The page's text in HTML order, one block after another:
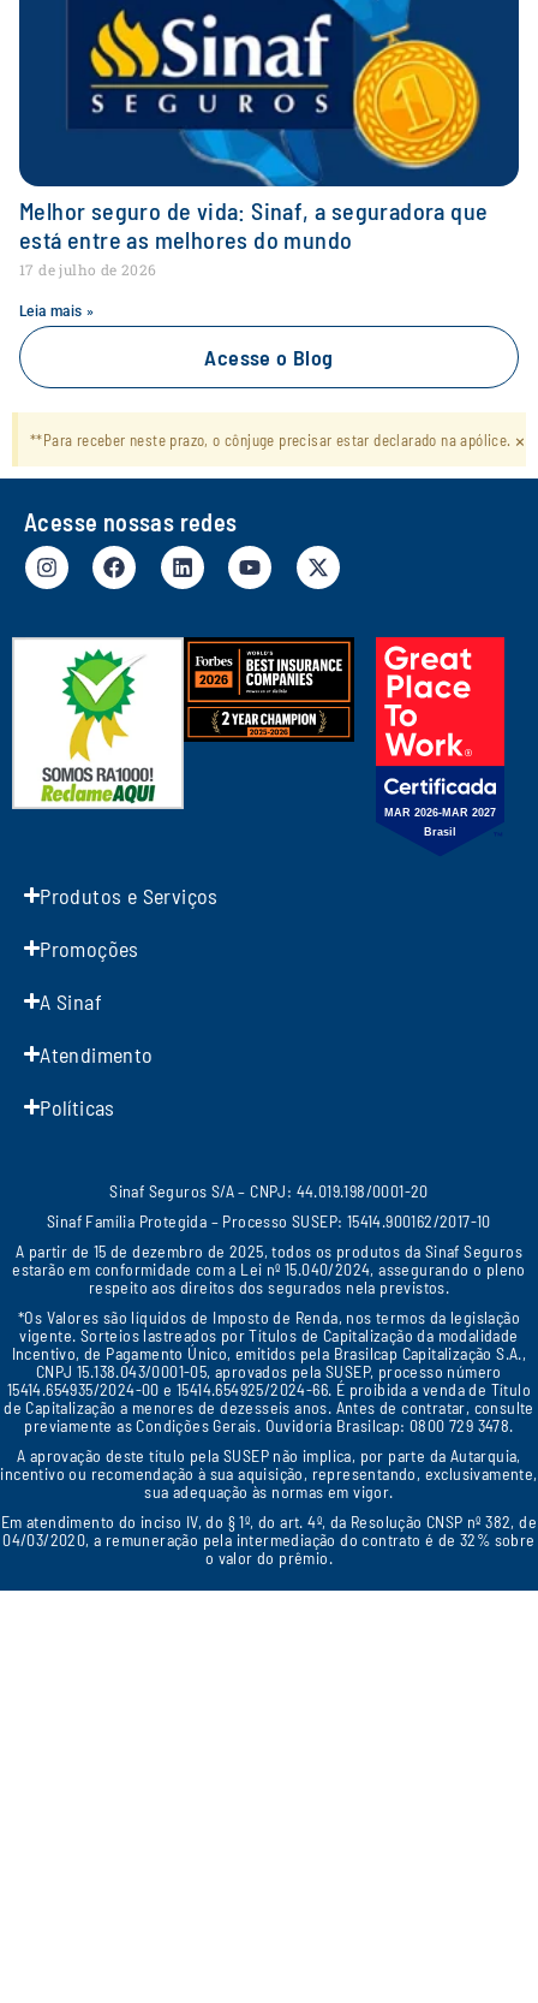
Melhor seguro de vida: Sinaf, a seguradora que
está entre as melhores do mundo
17 de julho de 2026
Leia mais »
Acesse o Blog
**Para receber neste prazo, o cônjuge precisar estar declarado na apólice. ×
Acesse nossas redes
Produtos e Serviços
Promoções
A Sinaf
Atendimento
Políticas
Sinaf Seguros S/A – CNPJ: 44.019.198/0001-20
Sinaf Família Protegida – Processo SUSEP: 15414.900162/2017-10
A partir de 15 de dezembro de 2025, todos os produtos da Sinaf Seguros
estarão em conformidade com a Lei nº 15.040/2024, assegurando o pleno
respeito aos direitos dos segurados nela previstos.
*Os Valores são líquidos de Imposto de Renda, nos termos da legislação
vigente. Sorteios lastreados por Títulos de Capitalização da modalidade
Incentivo, de Pagamento Único, emitidos pela Brasilcap Capitalização S.A.,
CNPJ 15.138.043/0001-05, aprovados pela SUSEP, processo número
15414.654935/2024-00 e 15414.654925/2024-66. É proibida a venda de Título
de Capitalização a menores de dezesseis anos. Antes de contratar, consulte
previamente as Condições Gerais. Ouvidoria Brasilcap: 0800 729 3478.
A aprovação deste título pela SUSEP não implica, por parte da Autarquia,
incentivo ou recomendação à sua aquisição, representando, exclusivamente,
sua adequação às normas em vigor.
Em atendimento do inciso IV, do § 1º, do art. 4º, da Resolução CNSP nº 382, de
04/03/2020, a remuneração pela intermediação do contrato é de 32% sobre
o valor do prêmio.